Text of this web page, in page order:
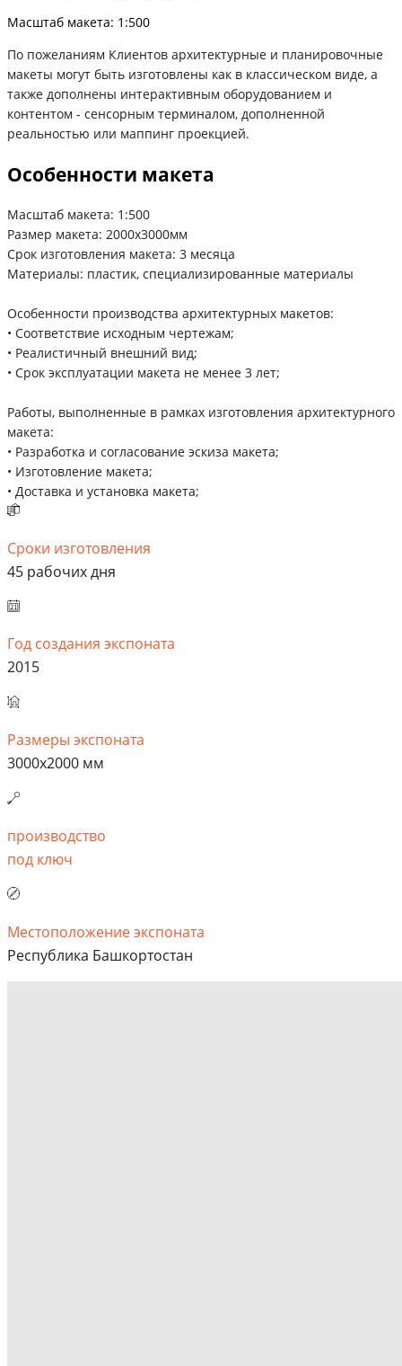
Масштаб макета: 1:500
По пожеланиям Клиентов архитектурные и планировочные
макеты могут быть изготовлены как в классическом виде, а
также дополнены интерактивным оборудованием и
контентом - сенсорным терминалом, дополненной
реальностью или маппинг проекцией.
Особенности макета
Масштаб макета: 1:500
Размер макета: 2000х3000мм
Срок изготовления макета: 3 месяца
Материалы: пластик, специализированные материалы
Особенности производства архитектурных макетов:
• Соответствие исходным чертежам;
• Реалистичный внешний вид;
• Срок эксплуатации макета не менее 3 лет;
Работы, выполненные в рамках изготовления архитектурного
макета:
• Разработка и согласование эскиза макета;
• Изготовление макета;
• Доставка и установка макета;
Сроки изготовления
45 рабочих дня
Год создания экспоната
2015
Размеры экспоната
3000х2000 мм
производство
под ключ
Местоположение экспоната
Республика Башкортостан